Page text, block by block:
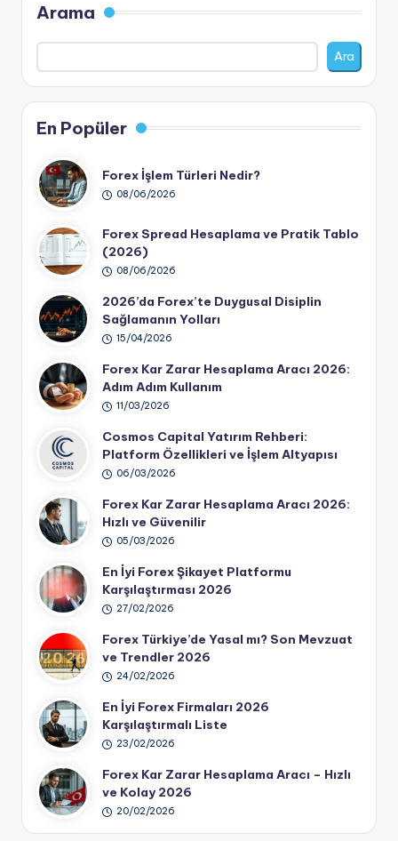
Arama
Ara
En Popüler
Forex İşlem Türleri Nedir?
08/06/2026
Forex Spread Hesaplama ve Pratik Tablo
(2026)
08/06/2026
2026’da Forex’te Duygusal Disiplin
Sağlamanın Yolları
15/04/2026
Forex Kar Zarar Hesaplama Aracı 2026:
Adım Adım Kullanım
11/03/2026
Cosmos Capital Yatırım Rehberi:
Platform Özellikleri ve İşlem Altyapısı
06/03/2026
Forex Kar Zarar Hesaplama Aracı 2026:
Hızlı ve Güvenilir
05/03/2026
En İyi Forex Şikayet Platformu
Karşılaştırması 2026
27/02/2026
Forex Türkiye’de Yasal mı? Son Mevzuat
ve Trendler 2026
24/02/2026
En İyi Forex Firmaları 2026
Karşılaştırmalı Liste
23/02/2026
Forex Kar Zarar Hesaplama Aracı – Hızlı
ve Kolay 2026
20/02/2026